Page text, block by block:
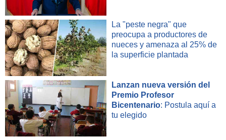
La "peste negra" que
preocupa a productores de
nueces y amenaza al 25% de
la superficie plantada
Lanzan nueva versión del
Premio Profesor
Bicentenario: Postula aquí a
tu elegido